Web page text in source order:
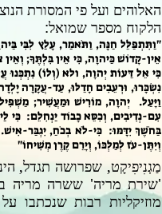
האלוהים ועל פי המסורת
הלקוח מספר שמואל:
"וַתִּתְפַּלֵּל חַנָּה, וַתֹּאמַר, עָלַץ לִבִּי
אֵין-קָדוֹשׁ כַּיהוָה, כִּי אֵין בִּלְתֶּךָ;
כִּי אֵל דֵּעוֹת יְהוָה, ולא (וְלוֹ)
נִשְׂכָּרוּ, וּרְעֵבִים חָדֵלּוּ, עַד-עֲקָרָה
וַיָּעַל. יְהוָה, מוֹרִישׁ וּמַעֲשִׁיר;
עִם-נְדִיבִים, וְכִסֵּא כָבוֹד יַנְחִלֵם: כִּי
בַּחֹשֶׁךְ יִדָּמּוּ: כִּי-לֹא בְכֹחַ, יִגְבַּר-
וְיִתֶּן-עֹז לְמַלְכּוֹ, וְיָרֵם קֶרֶן מְשִׁיחוֹ"
מַגְנִיפִיקָט, שפרושה תגדל,
'שירת מריה' ששרה מריה
מוזיקליות רבות שנכתבו